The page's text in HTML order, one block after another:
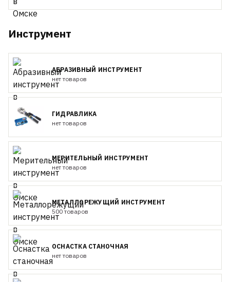
Инструмент
АБРАЗИВНЫЙ ИНСТРУМЕНТ
нет товаров
ГИДРАВЛИКА
нет товаров
МЕРИТЕЛЬНЫЙ ИНСТРУМЕНТ
нет товаров
МЕТАЛЛОРЕЖУЩИЙ ИНСТРУМЕНТ
500 товаров
ОСНАСТКА СТАНОЧНАЯ
нет товаров